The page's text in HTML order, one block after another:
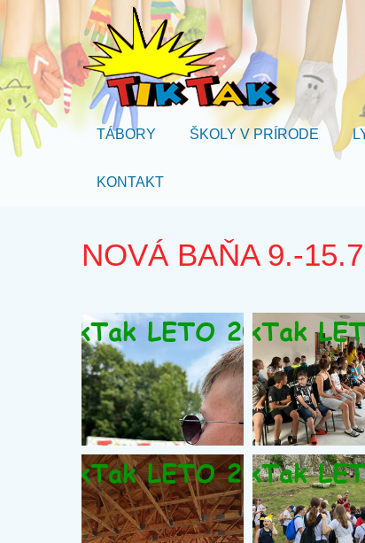
TÁBORY ŠKOLY V PRÍRODE
KONTAKT
NOVÁ BAŇA 9.-